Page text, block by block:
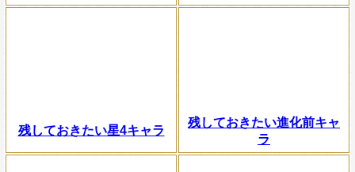
残しておきたい星4キャラ
残しておきたい進化前キャ
ラ